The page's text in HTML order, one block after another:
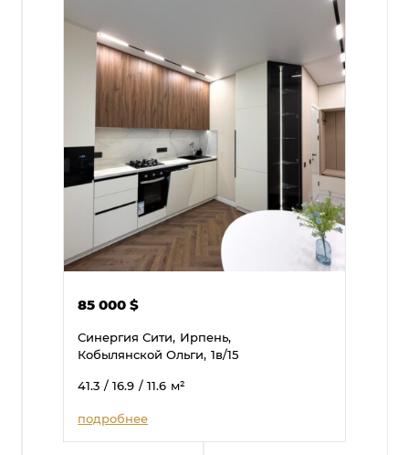
85 000$
Синергия Сити, Ирпень,
Кобылянской Ольги, 1в/15
41.3 / 16.9 / 11.6 м²
подробнее